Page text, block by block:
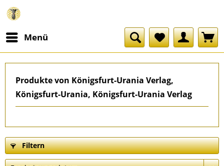
Menü
Produkte von Königsfurt-Urania Verlag,
Königsfurt-Urania, Königsfurt-Urania Verlag
Filtern